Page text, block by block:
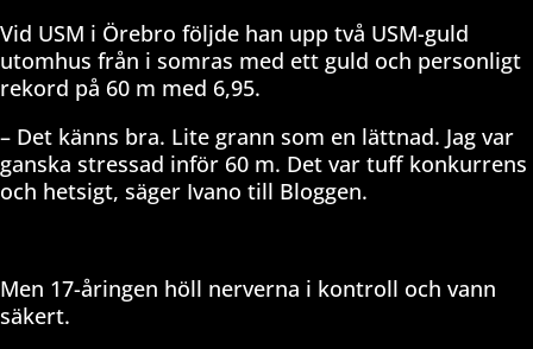
Vid USM i Örebro följde han upp två USM-guld
utomhus från i somras med ett guld och personligt
rekord på 60 m med 6,95.
– Det känns bra. Lite grann som en lättnad. Jag var
ganska stressad inför 60 m. Det var tuff konkurrens
och hetsigt, säger Ivano till Bloggen.
Men 17-åringen höll nerverna i kontroll och vann
säkert.